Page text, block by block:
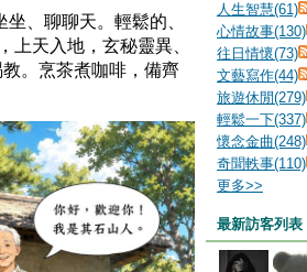
、聊聊天。輕鬆的、
上天入地，玄秘靈異、
。烹茶煮咖啡，備齊
人生智慧(61)
心情故事(130)
往日情懷(73)
文藝寫作(44)
旅遊休閒(279)
輕鬆一下(337)
懷念金曲(248)
奇聞軼事(110)
更多>>
最新訪客列表